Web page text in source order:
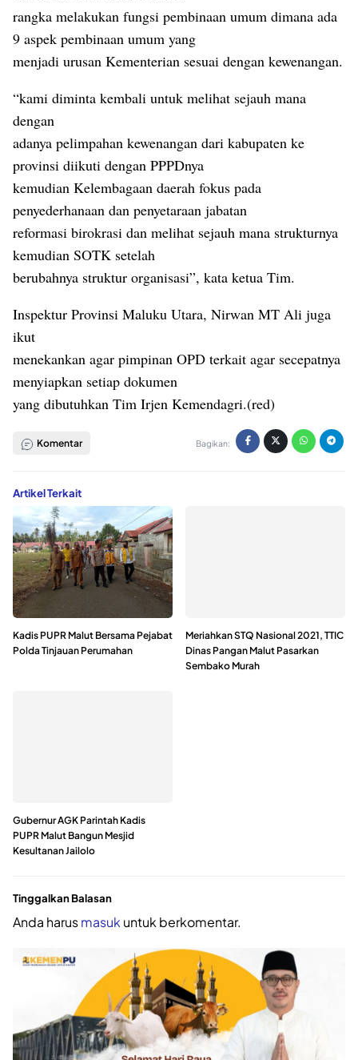
rangka melakukan fungsi pembinaan umum dimana ada
9 aspek pembinaan umum yang
menjadi urusan Kementerian sesuai dengan kewenangan.
“kami diminta kembali untuk melihat sejauh mana
dengan
adanya pelimpahan kewenangan dari kabupaten ke
provinsi diikuti dengan PPPDnya
kemudian Kelembagaan daerah fokus pada
penyederhanaan dan penyetaraan jabatan
reformasi birokrasi dan melihat sejauh mana strukturnya
kemudian SOTK setelah
berubahnya struktur organisasi”, kata ketua Tim.
Inspektur Provinsi Maluku Utara, Nirwan MT Ali juga
ikut
menekankan agar pimpinan OPD terkait agar secepatnya
menyiapkan setiap dokumen
yang dibutuhkan Tim Irjen Kemendagri.(red)
Komentar Bagikan:
Artikel Terkait
Kadis PUPR Malut Bersama Pejabat
Polda Tinjauan Perumahan
Meriahkan STQ Nasional 2021, TTIC
Dinas Pangan Malut Pasarkan
Sembako Murah
Gubernur AGK Parintah Kadis
PUPR Malut Bangun Mesjid
Kesultanan Jailolo
Tinggalkan Balasan
Anda harusmasuk untuk berkomentar.